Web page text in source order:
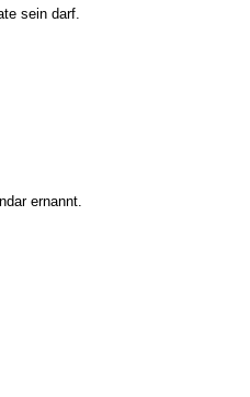
sein darf.
ernannt.